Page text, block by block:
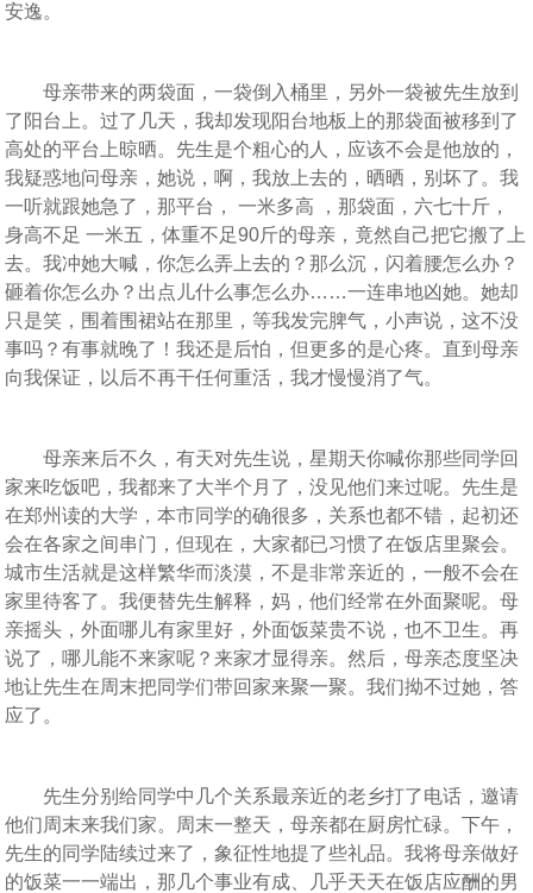
安逸。
母亲带来的两袋面，一袋倒入桶里，另外一袋被先生放到
了阳台上。过了几天，我却发现阳台地板上的那袋面被移到了
高处的平台上晾晒。先生是个粗心的人，应该不会是他放的，
我疑惑地问母亲，她说，啊，我放上去的，晒晒，别坏了。我
一听就跟她急了，那平台， 一米多高 ，那袋面，六七十斤，
身高不足 一米五，体重不足90斤的母亲，竟然自己把它搬了上
去。我冲她大喊，你怎么弄上去的？那么沉，闪着腰怎么办？
砸着你怎么办？出点儿什么事怎么办……一连串地凶她。她却
只是笑，围着围裙站在那里，等我发完脾气，小声说，这不没
事吗？有事就晚了！我还是后怕，但更多的是心疼。直到母亲
向我保证，以后不再干任何重活，我才慢慢消了气。
母亲来后不久，有天对先生说，星期天你喊你那些同学回
家来吃饭吧，我都来了大半个月了，没见他们来过呢。先生是
在郑州读的大学，本市同学的确很多，关系也都不错，起初还
会在各家之间串门，但现在，大家都已习惯了在饭店里聚会。
城市生活就是这样繁华而淡漠，不是非常亲近的，一般不会在
家里待客了。我便替先生解释，妈，他们经常在外面聚呢。母
亲摇头，外面哪儿有家里好，外面饭菜贵不说，也不卫生。再
说了，哪儿能不来家呢？来家才显得亲。然后，母亲态度坚决
地让先生在周末把同学们带回家来聚一聚。我们拗不过她，答
应了。
先生分别给同学中几个关系最亲近的老乡打了电话，邀请
他们周末来我们家。周末一整天，母亲都在厨房忙碌。下午，
先生的同学陆续过来了，象征性地提了些礼品。我将母亲做好
的饭菜一一端出，那几个事业有成、几乎天天在饭店应酬的男